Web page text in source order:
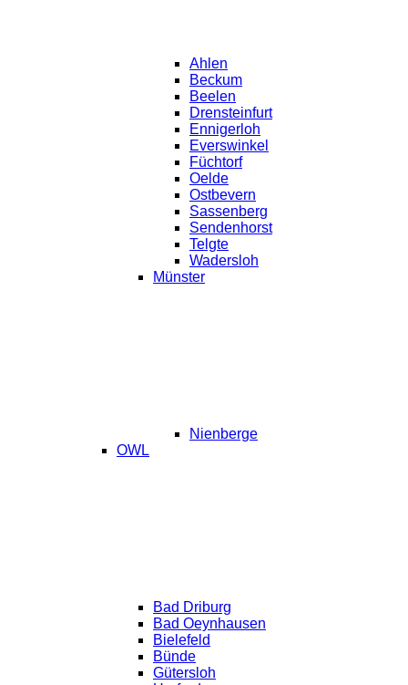
Ahlen
Beckum
Beelen
Drensteinfurt
Ennigerloh
Everswinkel
Füchtorf
Oelde
Ostbevern
Sassenberg
Sendenhorst
Telgte
Wadersloh
Münster
Nienberge
OWL
Bad Driburg
Bad Oeynhausen
Bielefeld
Bünde
Gütersloh